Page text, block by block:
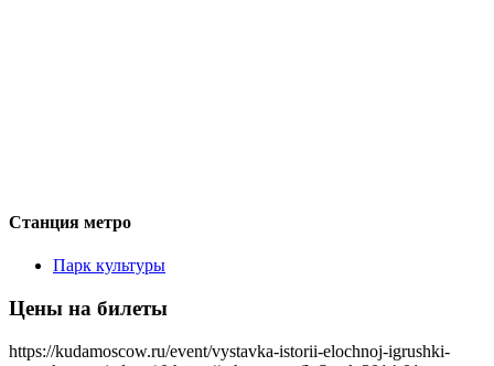
Станция метро
Парк культуры
Цены на билеты
https://kudamoscow.ru/event/vystavka-istorii-elochnoj-igrushki-